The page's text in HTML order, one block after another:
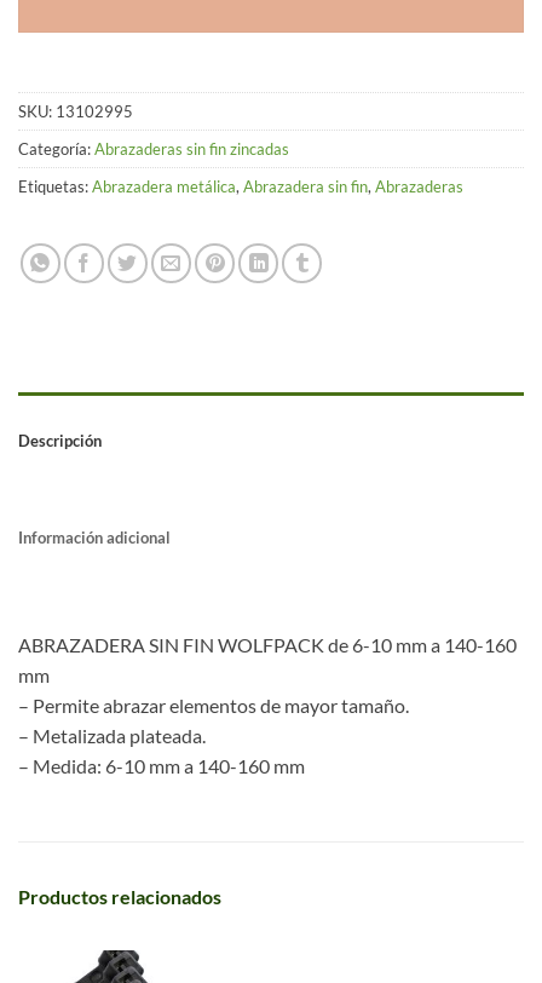
SKU: 13102995
Categoría:Abrazaderas sin fin zincadas
Etiquetas:Abrazadera metálica, Abrazadera sin fin, Abrazaderas
Descripción
Información adicional
ABRAZADERA SIN FIN WOLFPACK de 6-10 mm a 140-160
mm
– Permite abrazar elementos de mayor tamaño.
– Metalizada plateada.
– Medida: 6-10 mm a 140-160 mm
Productos relacionados